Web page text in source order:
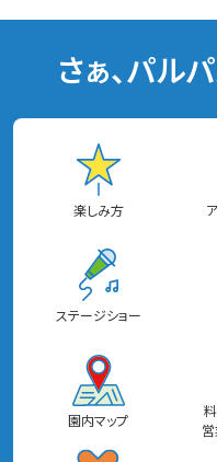
さぁ、パル
楽しみ方
ステージショー
園内マップ